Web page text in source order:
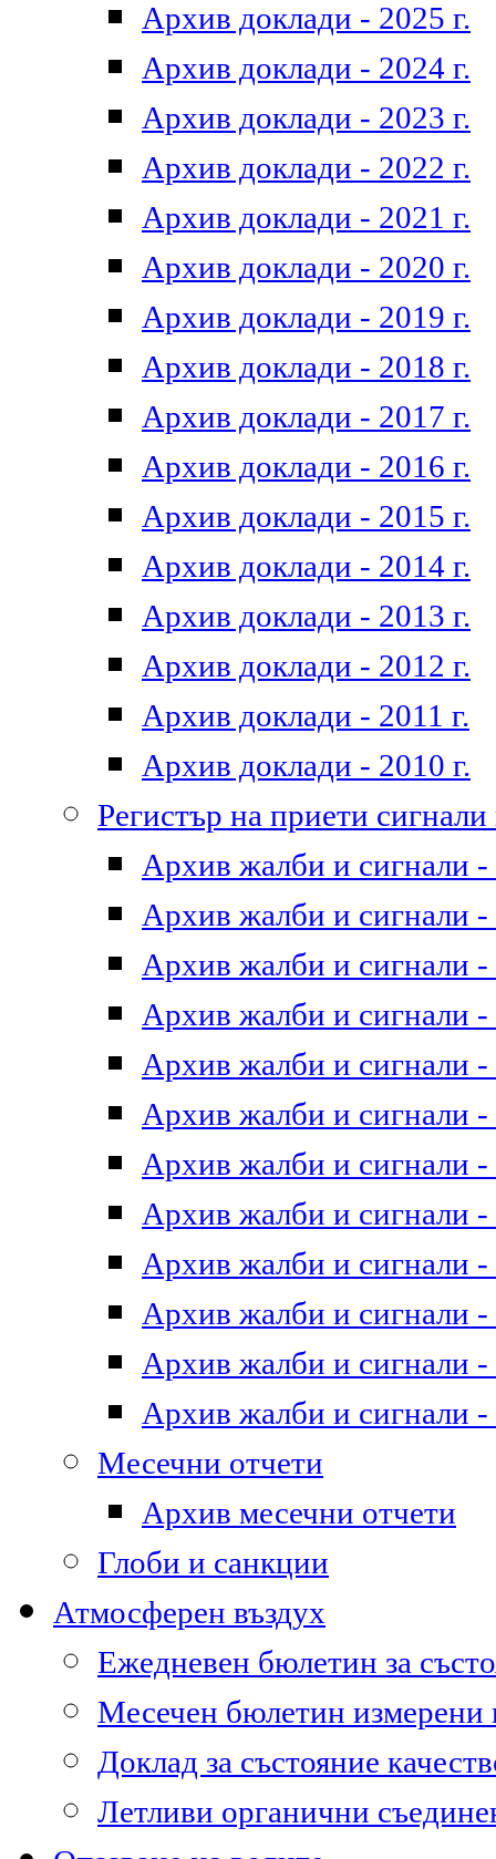
Архив доклади - 2025 г.
Архив доклади - 2024 г.
Архив доклади - 2023 г.
Архив доклади - 2022 г.
Архив доклади - 2021 г.
Архив доклади - 2020 г.
Архив доклади - 2019 г.
Архив доклади - 2018 г.
Архив доклади - 2017 г.
Архив доклади - 2016 г.
Архив доклади - 2015 г.
Архив доклади - 2014 г.
Архив доклади - 2013 г.
Архив доклади - 2012 г.
Архив доклади - 2011 г.
Архив доклади - 2010 г.
Регистър на приети
Архив жалби и сигнали -
Архив жалби и сигнали -
Архив жалби и сигнали -
Архив жалби и сигнали -
Архив жалби и сигнали -
Архив жалби и сигнали -
Архив жалби и сигнали -
Архив жалби и сигнали -
Архив жалби и сигнали -
Архив жалби и сигнали -
Архив жалби и сигнали -
Архив жалби и сигнали -
Месечни отчети
Архив месечни отчети
Глоби и санкции
Атмосферен въздух
Ежедневен бюлетин за
Месечен бюлетин
Доклад за състояние
Летливи органични